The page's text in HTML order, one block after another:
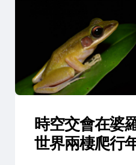
時空交會在婆
世界兩棲爬行